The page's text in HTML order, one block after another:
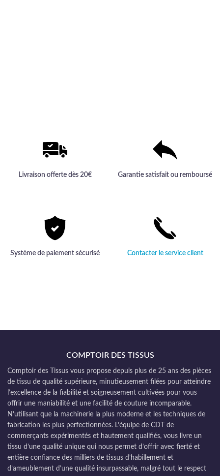
Livraison offerte dès 20€ Garantie satisfait ou remboursé
Système de paiement sécurisé Contacter le service client
COMPTOIR DES TISSUS
Comptoir des Tissus vous propose depuis plus de 25 ans des pièces
de tissu de qualité supérieure, minutieusement filées pour atteindre
l’excellence de la fiabilité et soigneusement cultivées pour vous
offrir une maniabilité et une facilité de couture incomparable.
N’utilisant que la machinerie la plus moderne et les techniques de
fabrication les plus perfectionnées. L’équipe de CDT de
commerçants expérimentés et hautement qualifiés, vous livre un
tissu d’une qualité unique qui nous permet d’offrir avec fierté et
entière confiance des milliers de tissus d’habillement et
d’ameublement d’une qualité insurpassable, malgré tout le respect